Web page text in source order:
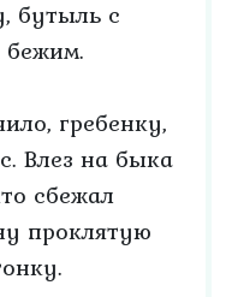
бутыль с
бежим.
гребенку,
Влез на быка
сбежал
проклятую